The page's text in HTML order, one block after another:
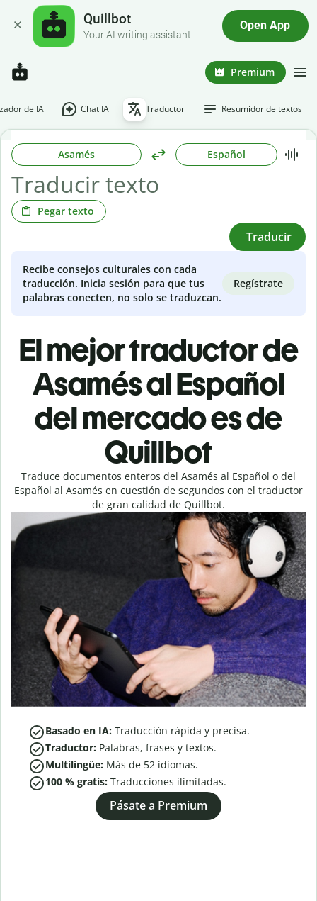
Quillbot
Your AI writing assistant
Open App
Premium
de IA Chat IA Traductor Resumidor de textos
Asamés Español
Pegar texto
Traducir
Recibe consejos culturales con cada
traducción. Inicia sesión para que tus
palabras conecten, no solo se traduzcan.
Regístrate
El mejor traductor de
Asamés al Español
del mercado es de
Quillbot
Traduce documentos enteros del Asamés al Español o del
Español al Asamés en cuestión de segundos con el traductor
de gran calidad de Quillbot.
Basado en IA: Traducción rápida y precisa.
Traductor: Palabras, frases y textos.
Multilingüe: Más de 52 idiomas.
100 % gratis: Traducciones ilimitadas.
Pásate a Premium